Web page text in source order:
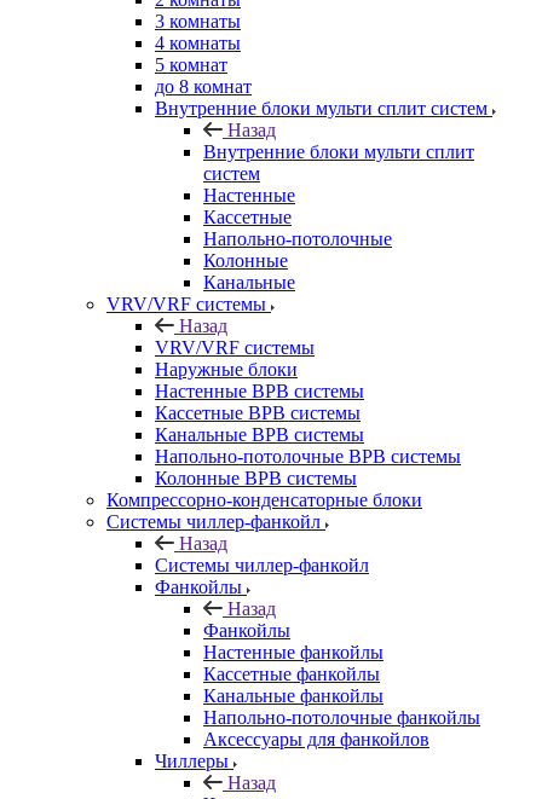
3 комнаты
4 комнаты
5 комнат
до 8 комнат
Внутренние блоки мульти сплит систем
Назад
Внутренние блоки мульти сплит
систем
Настенные
Кассетные
Напольно-потолочные
Колонные
Канальные
VRV/VRF системы
Назад
VRV/VRF системы
Наружные блоки
Настенные ВРВ системы
Кассетные ВРВ системы
Канальные ВРВ системы
Напольно-потолочные ВРВ системы
Колонные ВРВ системы
Компрессорно-конденсаторные блоки
Системы чиллер-фанкойл
Назад
Системы чиллер-фанкойл
Фанкойлы
Назад
Фанкойлы
Настенные фанкойлы
Кассетные фанкойлы
Канальные фанкойлы
Напольно-потолочные фанкойлы
Аксессуары для фанкойлов
Чиллеры
Назад